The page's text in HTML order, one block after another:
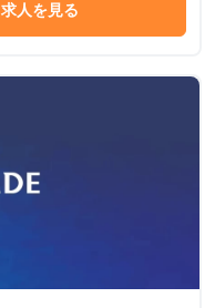
求人を見る